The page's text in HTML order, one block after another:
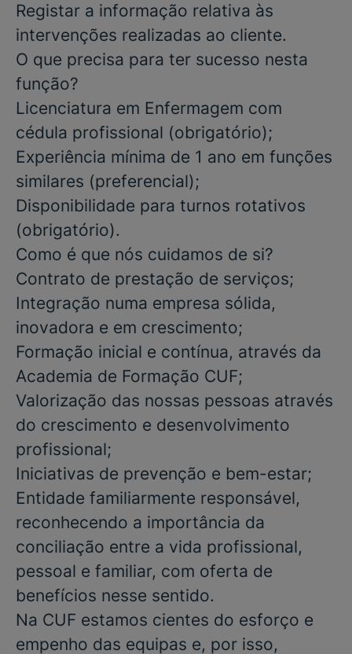
Registar a informação relativa às
intervenções realizadas ao cliente.
O que precisa para ter sucesso nesta
função?
Licenciatura em Enfermagem com
cédula profissional (obrigatório);
Experiência mínima de 1 ano em funções
similares (preferencial);
Disponibilidade para turnos rotativos
(obrigatório).
Como é que nós cuidamos de si?
Contrato de prestação de serviços;
Integração numa empresa sólida,
inovadora e em crescimento;
Formação inicial e contínua, através da
Academia de Formação CUF;
Valorização das nossas pessoas através
do crescimento e desenvolvimento
profissional;
Iniciativas de prevenção e bem-estar;
Entidade familiarmente responsável,
reconhecendo a importância da
conciliação entre a vida profissional,
pessoal e familiar, com oferta de
benefícios nesse sentido.
Na CUF estamos cientes do esforço e
empenho das equipas e, por isso,